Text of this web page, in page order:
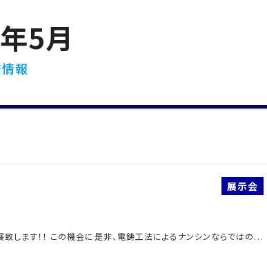
5月
報
展示会
します！！ この機会に是非、電鋳工法によるナンシンならではの...